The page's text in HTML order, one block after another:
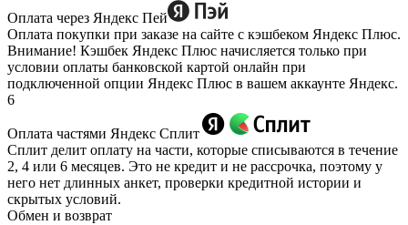
Оплата через Яндекс Пей
Оплата покупки при заказе на сайте с кэшбеком Яндекс Плюс.
Внимание! Кэшбек Яндекс Плюс начисляется только при
условии оплаты банковской картой онлайн при
подключенной опции Яндекс Плюс в вашем аккаунте Яндекс.
6
Оплата частями Яндекс Сплит
Сплит делит оплату на части, которые списываются в течение
2, 4 или 6 месяцев. Это не кредит и не рассрочка, поэтому у
него нет длинных анкет, проверки кредитной истории и
скрытых условий.
Обмен и возврат